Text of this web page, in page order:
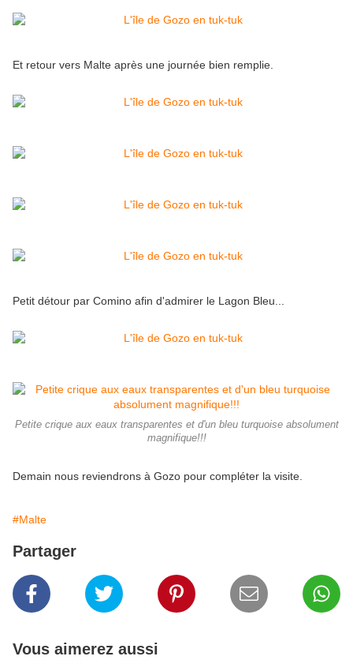
Et retour vers Malte après une journée bien remplie.
Petit détour par Comino afin d'admirer le Lagon Bleu...
Petite crique aux eaux transparentes et d'un bleu turquoise absolument
magnifique!!!
Demain nous reviendrons à Gozo pour compléter la visite.
#Malte
Partager
Vous aimerez aussi